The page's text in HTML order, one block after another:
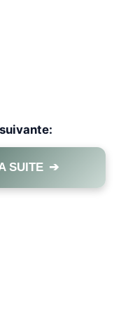
SUITE ➔
1 OF 2